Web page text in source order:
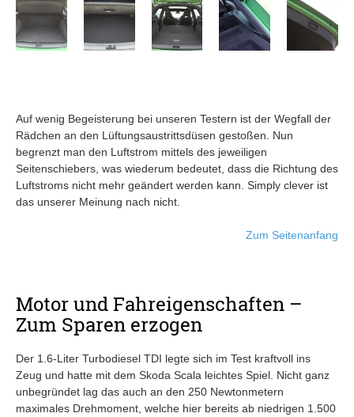
Auf wenig Begeisterung bei unseren Testern ist der Wegfall der
Rädchen an den Lüftungsaustrittsdüsen gestoßen. Nun
begrenzt man den Luftstrom mittels des jeweiligen
Seitenschiebers, was wiederum bedeutet, dass die Richtung des
Luftstroms nicht mehr geändert werden kann. Simply clever ist
das unserer Meinung nach nicht.
Zum Seitenanfang
Motor und Fahreigenschaften –
Zum Sparen erzogen
Der 1.6-Liter Turbodiesel TDI legte sich im Test kraftvoll ins
Zeug und hatte mit dem Skoda Scala leichtes Spiel. Nicht ganz
unbegründet lag das auch an den 250 Newtonmetern
maximales Drehmoment, welche hier bereits ab niedrigen 1.500